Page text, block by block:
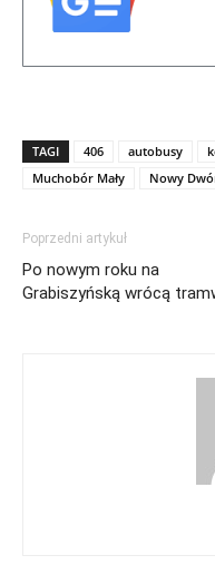
TAGI 406 autobusy
Muchobór Mały
Nowy
Poprzedni artykuł
Po nowym roku na
Grabiszyńską wrócą